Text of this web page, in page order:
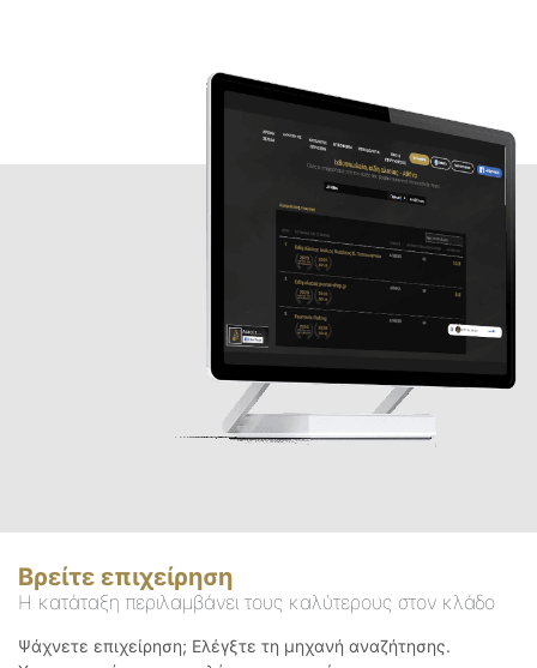
Βρείτε επιχείρηση
Η κατάταξη περιλαμβάνει τους καλύτερους στον κλάδο
Ψάχνετε επιχείρηση; Ελέγξτε τη μηχανή αναζήτησης.